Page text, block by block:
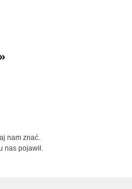
nam znać.
nas pojawił.